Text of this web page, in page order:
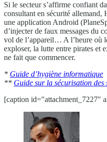
Si le secteur s’affirme confiant
consultant en sécurité allemand,
une application Android
d’injecter de faux messages du
vol de l’appareil… A l’heure où
exploser, la lutte entre pirates et
ne fait que commencer.
* Guide d’hygiène informatique
** Guide sur la sécurisation des
[caption